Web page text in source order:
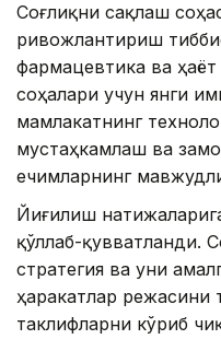
Соғлиқни сақлаш
ривожлантириш
фармацевтика ва
соҳалари учун янги
мамлакатнинг
мустаҳкамлаш ва
ечимларнинг
Йиғилиш
қўллаб-қувватланди.
стратегия ва уни
ҳаракатлар
таклифларни кўриб